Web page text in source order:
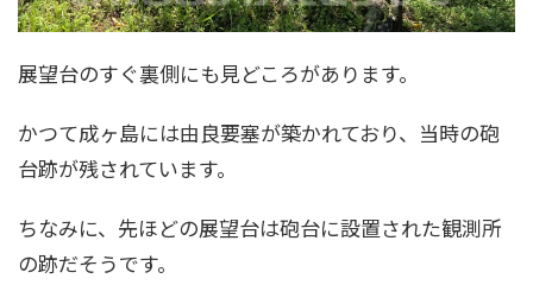
展望台のすぐ裏側にも見どころがあります。
かつて成ヶ島には由良要塞が築かれており、当時の砲
台跡が残されています。
ちなみに、先ほどの展望台は砲台に設置された観測所
の跡だそうです。